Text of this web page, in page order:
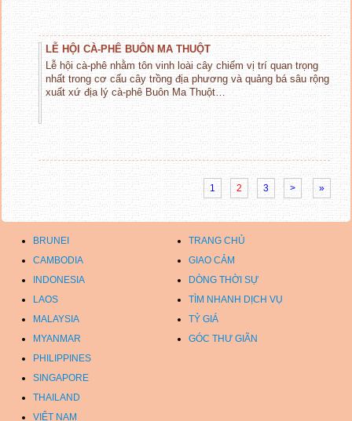
LỄ HỘI CÀ-PHÊ BUÔN MA THUỘT
Lễ hội cà-phê nhằm tôn vinh loài cây chiếm vị trí quan trọng
nhất trong cơ cấu cây trồng địa phương và quảng bá sâu rộng
xuất xứ địa lý cà-phê Buôn Ma Thuột…
1 2 3 > »
BRUNEI
TRANG CHỦ
CAMBODIA
GIAO CẢM
INDONESIA
DÒNG THỜI SỰ
LAOS
TÌM NHANH DỊCH VỤ
MALAYSIA
TỶ GIÁ
MYANMAR
GÓC THƯ GIÃN
PHILIPPINES
SINGAPORE
THAILAND
VIỆT NAM